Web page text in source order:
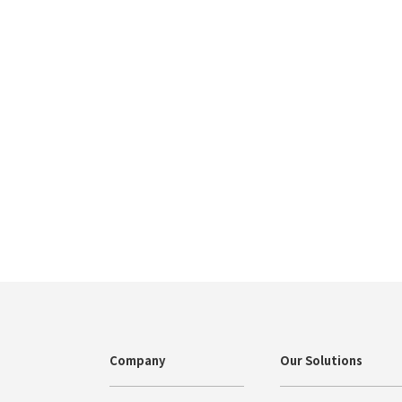
Company Our Solutions